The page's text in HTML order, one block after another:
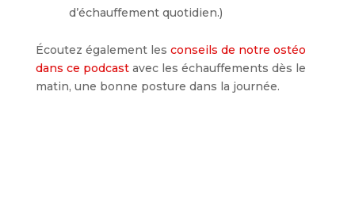
d’échauffement quotidien.)
Écoutez également les conseils de notre ostéo
dans ce podcastavec les échauffements dès le
matin, une bonne posture dans la journée.